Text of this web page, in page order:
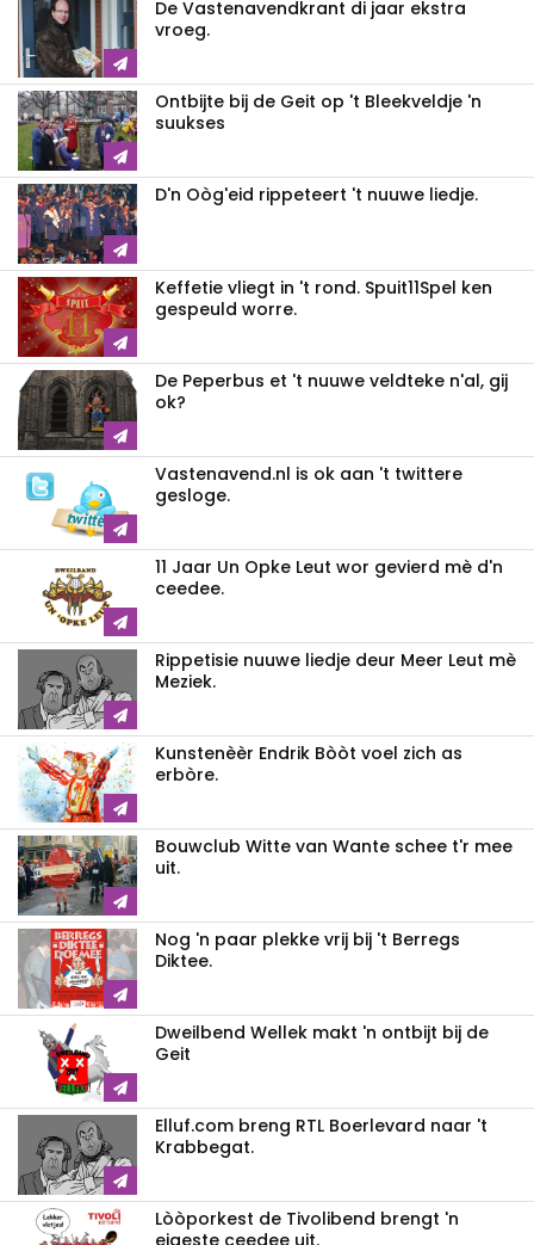
De Vastenavendkrant di jaar ekstra
vroeg.
Ontbijte bij de Geit op 't Bleekveldje 'n
suukses
D'n Oòg'eid rippeteert 't nuuwe liedje.
Keffetie vliegt in 't rond. Spuit11Spel ken
gespeuld worre.
De Peperbus et 't nuuwe veldteke n'al, gij
ok?
Vastenavend.nl is ok aan 't twittere
gesloge.
11 Jaar Un Opke Leut wor gevierd mè d'n
ceedee.
Rippetisie nuuwe liedje deur Meer Leut mè
Meziek.
Kunstenèèr Endrik Bòòt voel zich as
erbòre.
Bouwclub Witte van Wante schee t'r mee
uit.
Nog 'n paar plekke vrij bij 't Berregs
Diktee.
Dweilbend Wellek makt 'n ontbijt bij de
Geit
Elluf.com breng RTL Boerlevard naar 't
Krabbegat.
Lòòporkest de Tivolibend brengt 'n